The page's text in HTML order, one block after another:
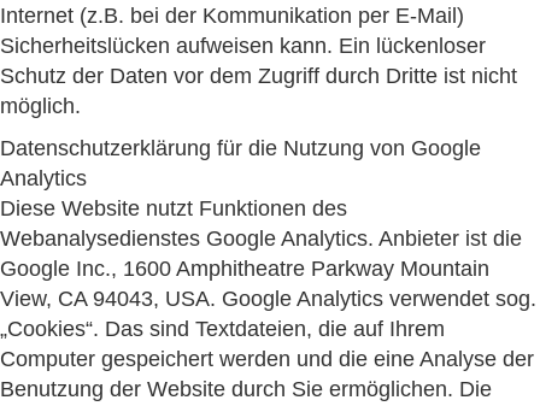
Internet (z.B. bei der Kommunikation per E-Mail)
Sicherheitslücken aufweisen kann. Ein lückenloser
Schutz der Daten vor dem Zugriff durch Dritte ist nicht
möglich.
Datenschutzerklärung für die Nutzung von Google
Analytics
Diese Website nutzt Funktionen des
Webanalysedienstes Google Analytics. Anbieter ist die
Google Inc., 1600 Amphitheatre Parkway Mountain
View, CA 94043, USA. Google Analytics verwendet sog.
„Cookies“. Das sind Textdateien, die auf Ihrem
Computer gespeichert werden und die eine Analyse der
Benutzung der Website durch Sie ermöglichen. Die